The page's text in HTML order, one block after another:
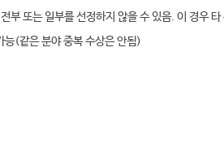
부 또는 일부를 선정하지 않을 수 있음. 이 경우
(같은 분야 중복 수상은 안됨)